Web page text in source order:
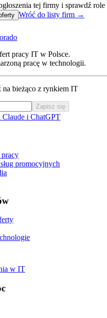
tej firmy i sprawdź
Wróć do listy firm →
pracy IT w Polsce.
pracę w technologii.
bieżąco z rynkiem IT
Zapisz się
Claude i ChatGPT
promocyjnych
w IT